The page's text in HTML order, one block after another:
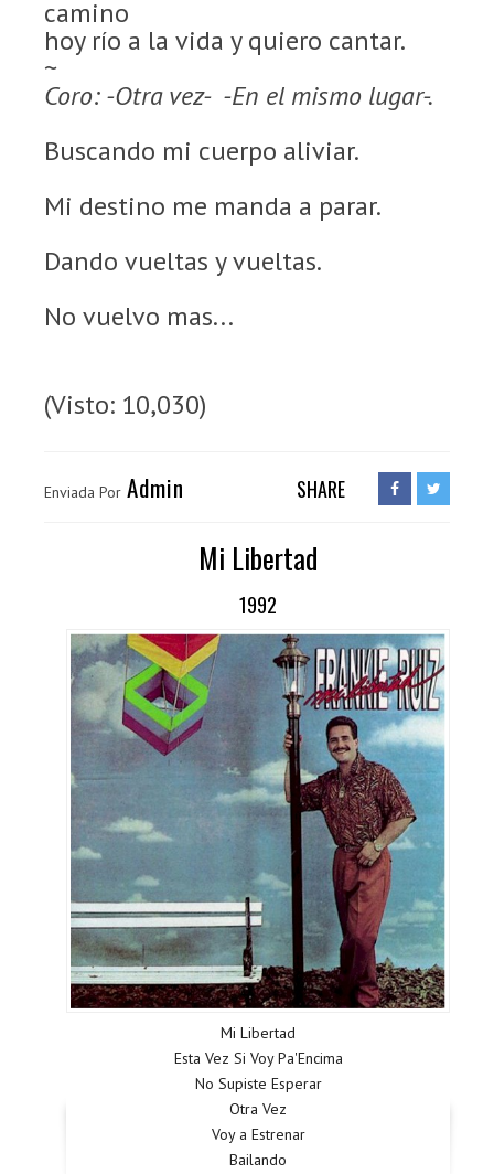
camino
hoy río a la vida y quiero cantar.
~
Coro: -Otra vez- -En el mismo lugar-.
Buscando mi cuerpo aliviar.
Mi destino me manda a parar.
Dando vueltas y vueltas.
No vuelvo mas...
(Visto: 10,030)
Enviada Por Admin SHARE
Mi Libertad
1992
Mi Libertad
Esta Vez Si Voy Pa'Encima
No Supiste Esperar
Otra Vez
Voy a Estrenar
Bailando